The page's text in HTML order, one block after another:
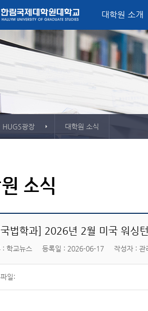
대학원 소개
전, 핵심가치 총장 인사말
공고
요강
과정
FAQ
학과
전공
공
융
관
치‧한국연구소
요활동
서비스산업정책
소개 & 주요활동
평
학사안내
식 학사정보시스템
대학인권센터
HUGS광장 대학원 소식
소식
국법학과] 2026년 2월 미국 워싱
: 학교뉴스 등록일 : 2026-06-17 작성자 : 관
일: